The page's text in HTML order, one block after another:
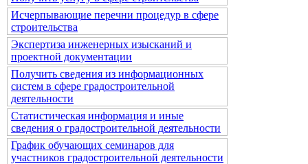
Исчерпывающие перечни процедур в сфере
строительства
Экспертиза инженерных изысканий и
проектной документации
Получить сведения из информационных
систем в сфере градостроительной
деятельности
Статистическая информация и иные
сведения о градостроительной деятельности
График обучающих семинаров для
участников градостроительной деятельности